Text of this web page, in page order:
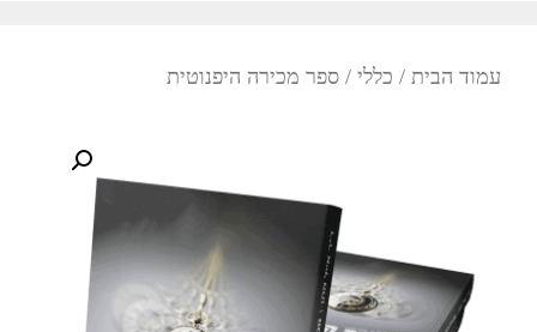
עמוד הבית / כללי / ספר מכירה היפנוטית